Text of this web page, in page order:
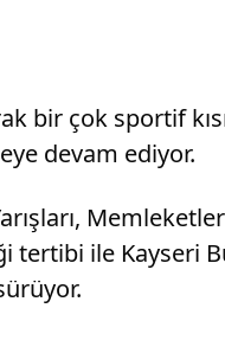
bir çok sportif
devam ediyor.
tertibi ile Kayseri